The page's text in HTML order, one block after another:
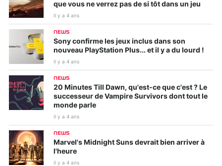
que vous ne verrez pas de si tôt dans un jeu
Il y a 4 ans
NEWS
Sony confirme les jeux inclus dans son
nouveau PlayStation Plus... et il y a du lourd !
Il y a 4 ans
NEWS
20 Minutes Till Dawn, qu'est-ce que c'est ? Le
successeur de Vampire Survivors dont tout le
monde parle
Il y a 4 ans
NEWS
Marvel's Midnight Suns devrait bien arriver à
l'heure
Il y a 4 ans